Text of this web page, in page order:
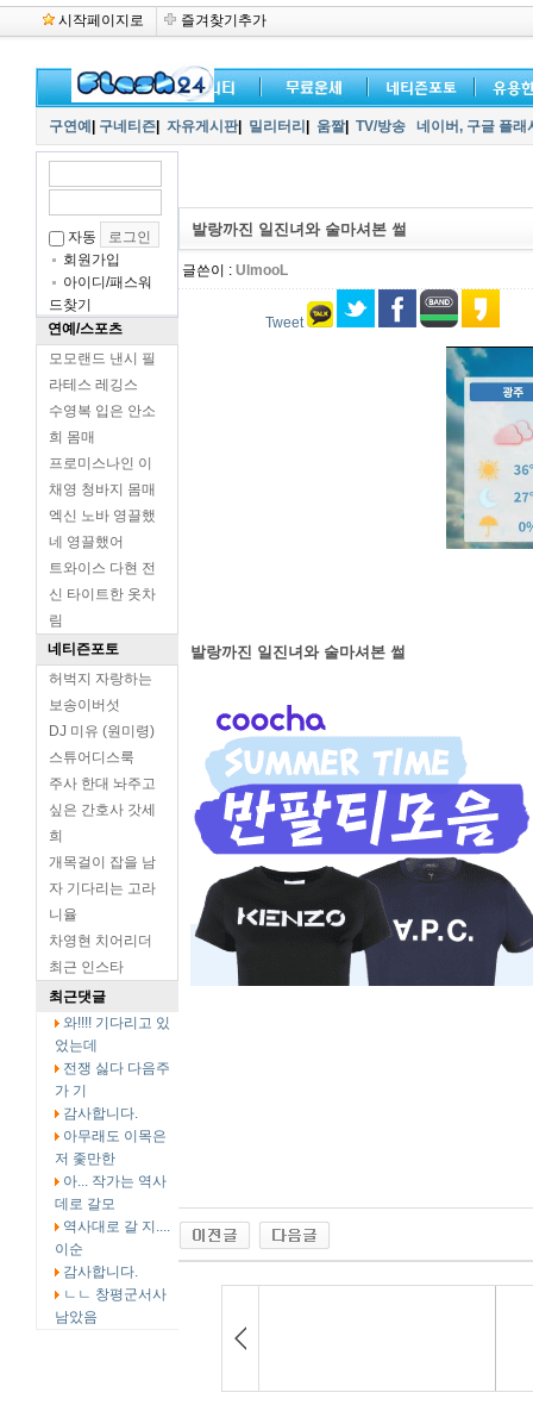
시작페이지로 즐겨찾기추가
구연예 구네티즌 자유게시판| 밀리터리 움짤| TV/방송 네이버, 구글 플
자동
회원가입
아이디/패스워
드찾기
연예/스포츠
모모랜드 낸시 필
라테스 레깅스
수영복 입은 안소
희 몸매
프로미스나인 이
채영 청바지 몸매
엑신 노바 영끌했
네 영끌했어
트와이스 다현 전
신 타이트한 옷차
림
네티즌포토
허벅지 자랑하는
보송이버섯
DJ 미유 (원미령)
스튜어디스룩
주사 한대 놔주고
싶은 간호사 갓세
희
개목걸이 잡을 남
자 기다리는 고라
니율
차영현 치어리더
최근 인스타
최근댓글
와!!!! 기다리고 있
었는데
전쟁 싫다 다음주
가 기
감사합니다.
아무래도 이목은
저 좇만한
아... 작가는 역사
데로 갈모
역사대로 갈 지....
이순
감사합니다.
ㄴㄴ 창평군서사
남았음
발랑까진 일진녀와 술마셔본 썰
글쓴이 : UlmooL
Tweet
발랑까진 일진녀와 술마셔본 썰